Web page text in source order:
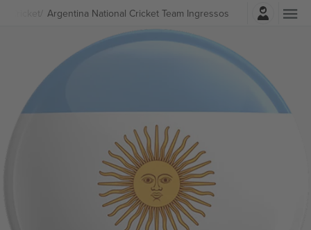
Cricket Argentina National Cricket Team Ingressos
Entrar